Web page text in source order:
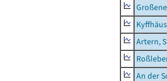
Artern,
An der